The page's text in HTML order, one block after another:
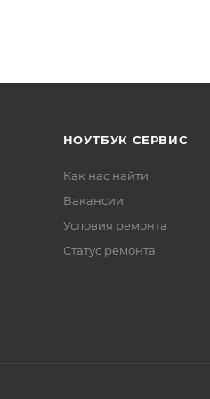
НОУТБУК СЕРВИС
Как нас найти
Вакансии
Условия ремонта
Статус ремонта